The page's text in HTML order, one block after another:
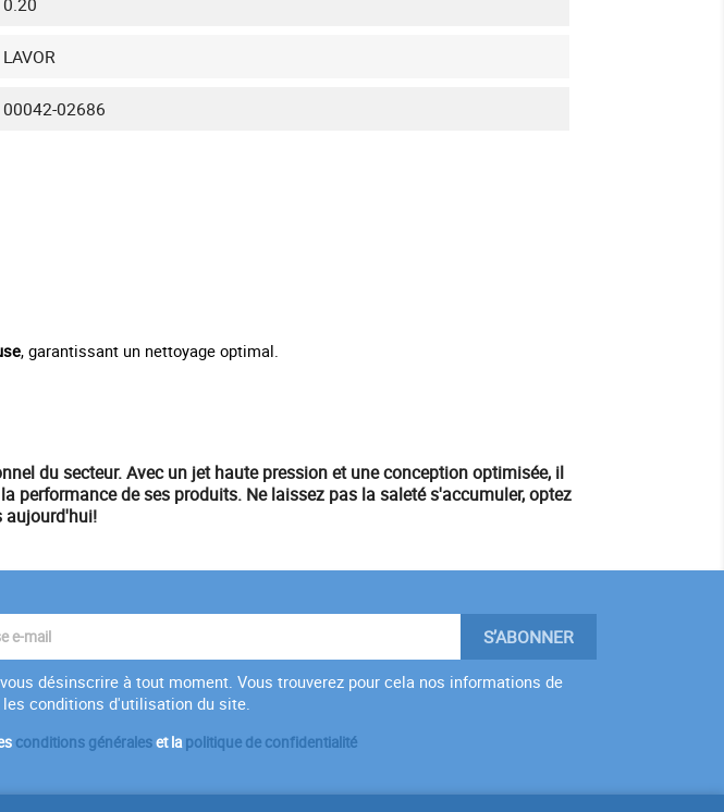
LAVOR
00042-02686
, garantissant un nettoyage optimal.
du secteur. Avec un jet haute pressionet une conception optimisée, il
performance de ses produits. Ne laissez pas la saleté s'accumuler, optez
aujourd'hui!
désinscrire à tout moment. Vous trouverez pour cela nos informations de
conditions d'utilisation du site.
conditions généraleset lapolitique de confidentialité